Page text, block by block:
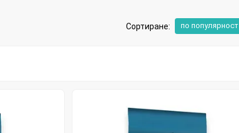
Сортиране: по популярност